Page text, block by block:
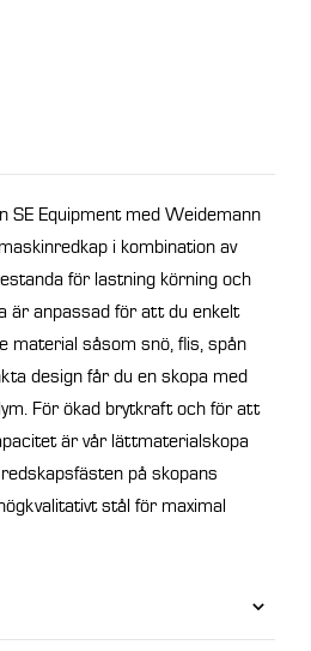
SE Equipment med Weidemann
i kombination av
för lastning körning och
är anpassad för att du enkelt
material såsom snö, flis, spån
design får du en skopa med
För ökad brytkraft och föratt
är vår lättmaterialskopa
på skopans
stål för maximal